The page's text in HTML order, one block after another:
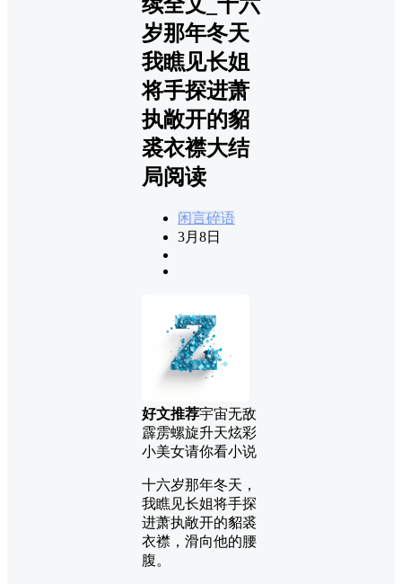
岁那年冬天
我瞧见长姐
将手探进萧
执敞开的貂
裘衣襟大结
局阅读
闲言碎语
3月8日
好文推荐宇宙无敌
霹雳螺旋升天炫彩
小美女请你看小说
十六岁那年冬天，
我瞧见长姐将手探
进萧执敞开的貂裘
衣襟，滑向他的腰
腹。